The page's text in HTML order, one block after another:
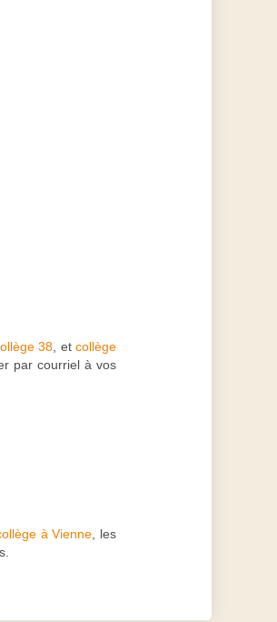
38 , etcollège
par courriel à vos
à Vienne , les